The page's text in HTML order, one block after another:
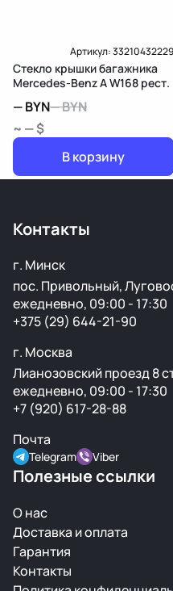
Артикул:33210432229
Стекло крышки багажника
Mercedes-Benz A W168 рест.
—BYN—BYN
~ — $
В корзину
Контакты
г. Минск
пос. Привольный,
ежедневно, 09:00 - 17:30
+375 (29) 644-21-90
г. Москва
Лианозовский проезд 8
ежедневно, 09:00 - 17:30
+7 (920) 617-28-88
Почта
Telegram Viber
Полезные ссылки
О нас
Доставка и оплата
Гарантия
Контакты